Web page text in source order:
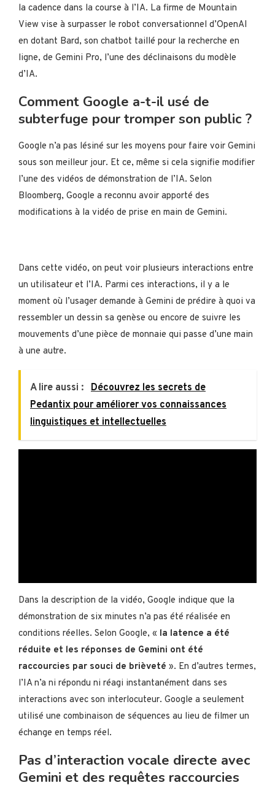
la cadence dans la course à l’IA. La firme de Mountain
View vise à surpasser le robot conversationnel d’OpenAI
en dotant Bard, son chatbot taillé pour la recherche en
ligne, de Gemini Pro, l’une des déclinaisons du modèle
d’IA.
Comment Google a-t-il usé de
subterfuge pour tromper son public ?
Google n’a pas lésiné sur les moyens pour faire voir Gemini
sous son meilleur jour. Et ce, même si cela signifie modifier
l’une des vidéos de démonstration de l’IA. Selon
Bloomberg, Google a reconnu avoir apporté des
modifications à la vidéo de prise en main de Gemini.
Dans cette vidéo, on peut voir plusieurs interactions entre
un utilisateur et l’IA. Parmi ces interactions, il y a le
moment où l’usager demande à Gemini de prédire à quoi va
ressembler un dessin sa genèse ou encore de suivre les
mouvements d’une pièce de monnaie qui passe d’une main
à une autre.
A lire aussi : Découvrez les secrets de
Pedantix pour améliorer vos connaissances
linguistiques et intellectuelles
Dans la description de la vidéo, Google indique que la
démonstration de six minutes n’a pas été réalisée en
conditions réelles. Selon Google, « la latence a été
réduite et les réponses de Gemini ont été
raccourcies par souci de brièveté ». En d’autres termes,
l’IA n’a ni répondu ni réagi instantanément dans ses
interactions avec son interlocuteur. Google a seulement
utilisé une combinaison de séquences au lieu de filmer un
échange en temps réel.
Pas d’interaction vocale directe avec
Gemini et des requêtes raccourcies